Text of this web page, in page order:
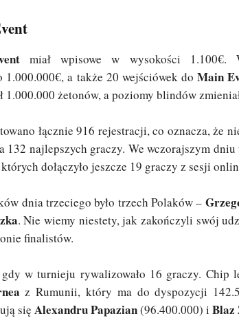
miał wpisowe w wysokości
1.000.000€, a także 20 wejściówek doMain
1.000.000 żetonów, a poziomy blindów
łącznie 916 rejestracji, co oznacza, że
132 najlepszych graczy. We wczorajszym dniu
dołączyło jeszcze 19 graczy z sesji
dnia trzeciego było trzech Polaków –
. Nie wiemy niestety, jak zakończyli swój
finalistów.
w turnieju rywalizowało 16 graczy. Chip
z Rumunii, który ma do dyspozycji
się Alexandru Papazian(96.400.000) i Blaz